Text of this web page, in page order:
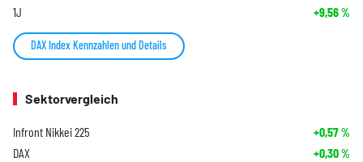
1J +9,56%
DAX Index Kennzahlen und Details
Sektorvergleich
Infront Nikkei 225 +0,57%
DAX +0,30%